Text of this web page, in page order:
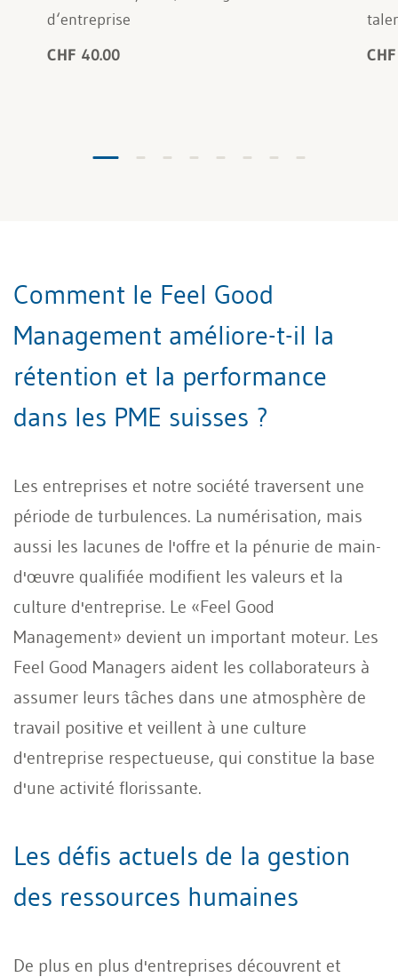
d‘entreprise
CHF 40.00
Comment le Feel Good
Management améliore-t-il la
rétention et la performance
dans les PME suisses ?
Les entreprises et notre société traversent une
période de turbulences. La numérisation, mais
aussi les lacunes de l'offre et la pénurie de main-
d'œuvre qualifiée modifient les valeurs et la
culture d'entreprise. Le «Feel Good
Management» devient un important moteur. Les
Feel Good Managers aident les collaborateurs à
assumer leurs tâches dans une atmosphère de
travail positive et veillent à une culture
d'entreprise respectueuse, qui constitue la base
d'une activité florissante.
Les défis actuels de la gestion
des ressources humaines
De plus en plus d'entreprises découvrent et